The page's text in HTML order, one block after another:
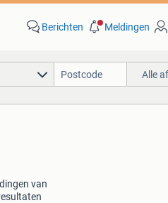
Berichten Meldingen
Alle
van